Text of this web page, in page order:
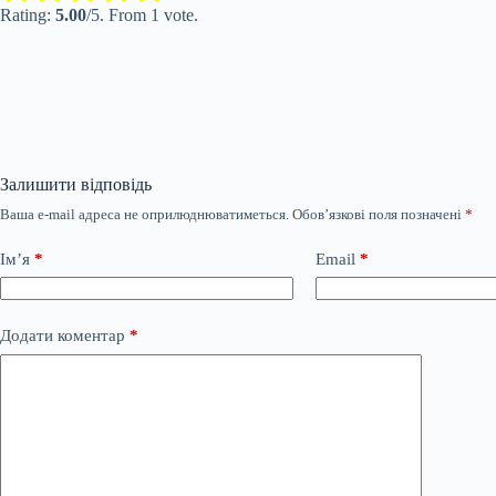
Rating: 5.00/5. From 1 vote.
Залишити відповідь
Ваша e-mail адреса не оприлюднюватиметься. Обов’язкові поля позначені *
Ім’я * Email *
Додати коментар *